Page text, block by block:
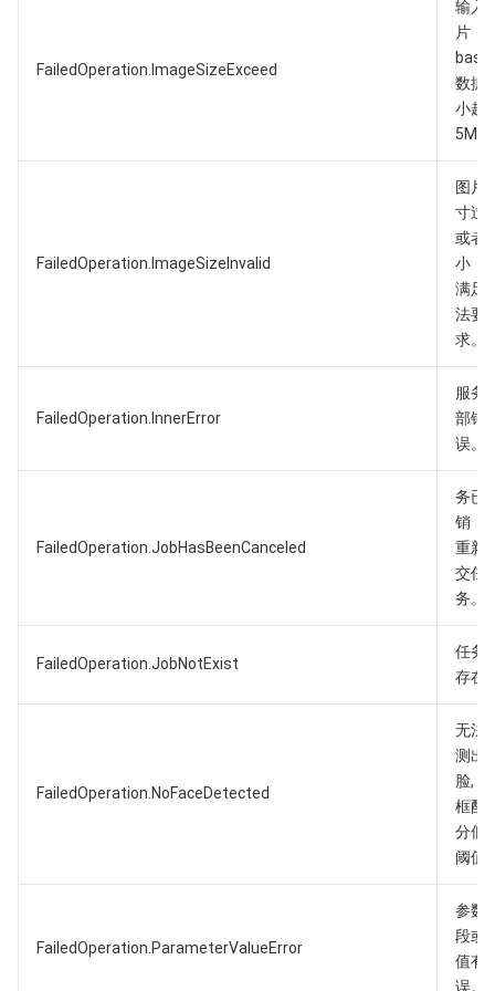
FailedOperation.ImageSizeExceed
输入
片
数据
小超
5M。
FailedOperation.ImageSizeInvalid
图片
寸过
或者
小；
满足
法要
求。
FailedOperation.InnerError
服务
部错
误。
FailedOperation.JobHasBeenCanceled
务已
销，
重新
交任
务。
FailedOperation.JobNotExist
任务
存在
FailedOperation.NoFaceDetected
无法
测出
脸,
框配
分低
阈值
FailedOperation.ParameterValueError
参数
段或
值有
误。